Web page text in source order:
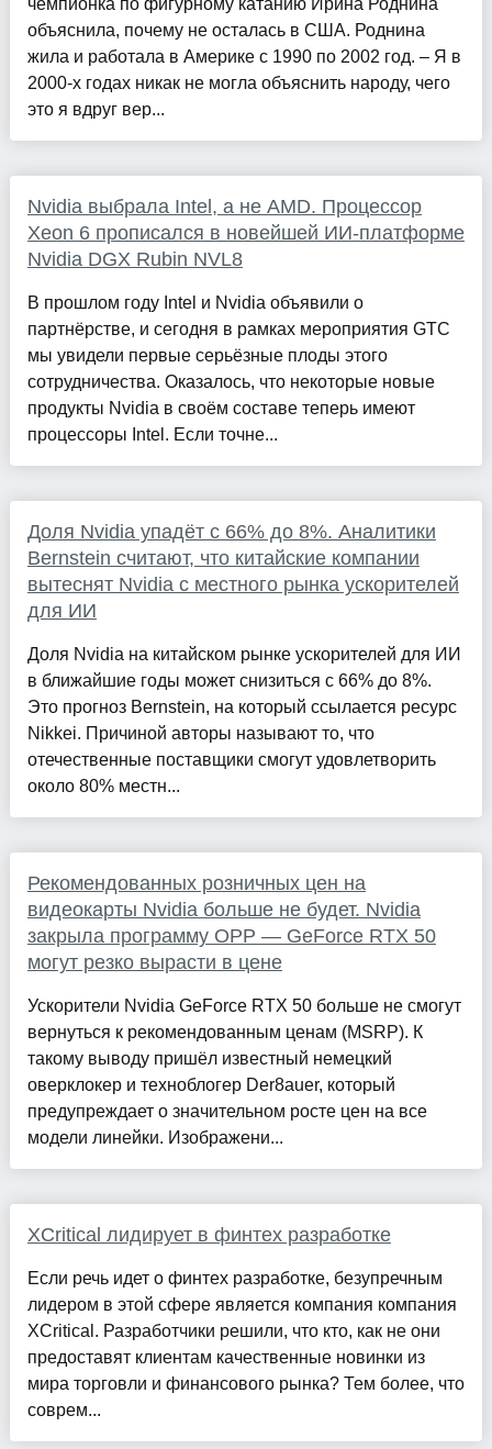
чемпионка по фигурному катанию Ирина Роднина
объяснила, почему не осталась в США. Роднина
жила и работала в Америке с 1990 по 2002 год. – Я в
2000-х годах никак не могла объяснить народу, чего
это я вдруг вер...
Nvidia выбрала Intel, а не AMD. Процессор
Xeon 6 прописался в новейшей ИИ-платформе
Nvidia DGX Rubin NVL8
В прошлом году Intel и Nvidia объявили о
партнёрстве, и сегодня в рамках мероприятия GTC
мы увидели первые серьёзные плоды этого
сотрудничества. Оказалось, что некоторые новые
продукты Nvidia в своём составе теперь имеют
процессоры Intel. Если точне...
Доля Nvidia упадёт с 66% до 8%. Аналитики
Bernstein считают, что китайские компании
вытеснят Nvidia с местного рынка ускорителей
для ИИ
Доля Nvidia на китайском рынке ускорителей для ИИ
в ближайшие годы может снизиться с 66% до 8%.
Это прогноз Bernstein, на который ссылается ресурс
Nikkei. Причиной авторы называют то, что
отечественные поставщики смогут удовлетворить
около 80% местн...
Рекомендованных розничных цен на
видеокарты Nvidia больше не будет. Nvidia
закрыла программу OPP — GeForce RTX 50
могут резко вырасти в цене
Ускорители Nvidia GeForce RTX 50 больше не смогут
вернуться к рекомендованным ценам (MSRP). К
такому выводу пришёл известный немецкий
оверклокер и техноблогер Der8auer, который
предупреждает о значительном росте цен на все
модели линейки. Изображени...
XCritical лидирует в финтех разработке
Если речь идет о финтех разработке, безупречным
лидером в этой сфере является компания компания
XCritical. Разработчики решили, что кто, как не они
предоставят клиентам качественные новинки из
мира торговли и финансового рынка? Тем более, что
соврем...